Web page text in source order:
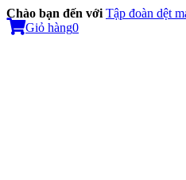
Chào bạn đến với Tập đoàn dệt
Giỏ hàng0